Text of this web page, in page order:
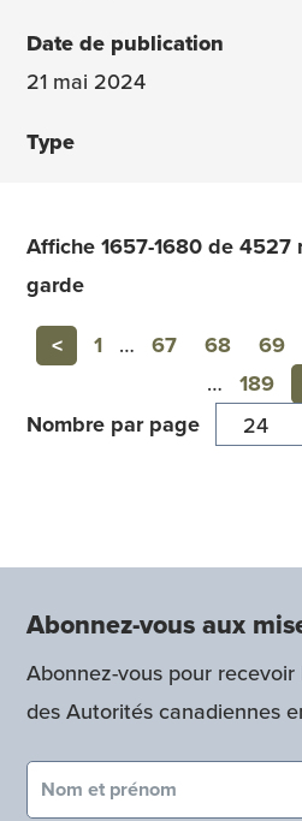
21 mai 2024
Affiche 1657-1680 de 4527
garde
<Previous
1 … 67 68 69
… 189
Nombre par page
Abonnez-vous aux
Abonnez-vous pour
des Autorités canadiennes
Nom et prénom (obligatoire)